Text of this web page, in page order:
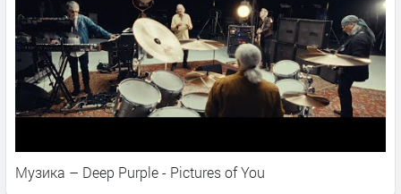
Музика – Deep Purple - Pictures of You